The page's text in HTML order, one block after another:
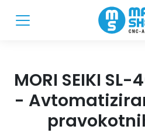
MORI SEIKI
-